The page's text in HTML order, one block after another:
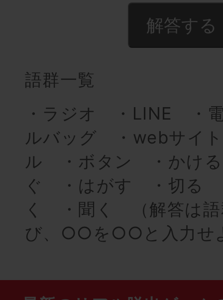
語群一覧
・ラジオ ・LINE ・
ルバッグ ・webサイ
ル ・ボタン ・かけ
ぐ ・はがす ・切る
く ・聞く （解答は語
び、○○を○○と入力せ